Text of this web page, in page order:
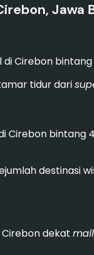
Jawa
Cirebon
tidur dari
Cirebon
destinasi
dekat mall